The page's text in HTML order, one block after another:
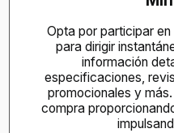
Opta por participar
para dirigir
información
especificaciones,
promocionales y
compra